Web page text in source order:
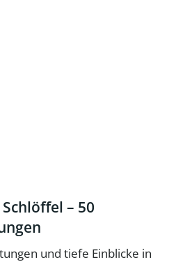
– 50
und tiefe Einblicke in